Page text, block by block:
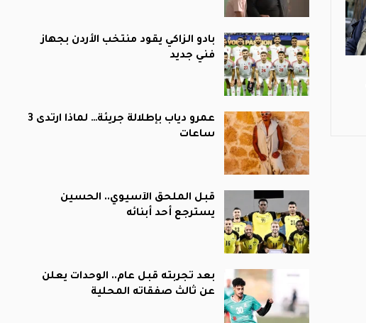
بادو الزاكي يقود منتخب الأردن بجهاز
فني جديد
عمرو دياب بإطلالة جريئة… لماذا ارتدى 3
ساعات
قبل الملحق الآسيوي.. الحسين
يسترجع أحد أبنائه
بعد تجربته قبل عام.. الوحدات يعلن
عن ثالث صفقاته المحلية